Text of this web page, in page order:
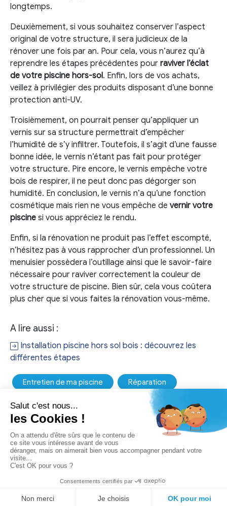
longtemps.
Deuxièmement, si vous souhaitez conserver l’aspect
original de votre structure, il sera judicieux de la
rénover une fois par an. Pour cela, vous n’aurez qu’à
reprendre les étapes précédentes pour raviver l’éclat
de votre piscine hors-sol. Enfin, lors de vos achats,
veillez à privilégier des produits disposant d’une bonne
protection anti-UV.
Troisièmement, on pourrait penser qu’appliquer un
vernis sur sa structure permettrait d’empêcher
l’humidité de s’y infiltrer. Toutefois, il s’agit d’une fausse
bonne idée, le vernis n’étant pas fait pour protéger
votre structure. Pire encore, le vernis empêche votre
bois de respirer, il ne peut donc pas dégorger son
humidité. En conclusion, le vernis n’a qu’une fonction
cosmétique mais rien ne vous empêche de vernir votre
piscine si vous appréciez le rendu.
Enfin, si la rénovation ne produit pas l’effet escompté,
n’hésitez pas à vous rapprocher d’un professionnel. Un
menuisier possèdera l’outillage ainsi que le savoir-faire
nécessaire pour raviver correctement la couleur de
votre structure de piscine. Bien sûr, cela vous coûtera
plus cher que si vous faites la rénovation vous-même.
A lire aussi :
Installation piscine hors sol bois : découvrez les
différentes étapes
Entretien de ma piscine Réparation
NOUS CONTACTER
MENTIONS LEGALES
POLITIQUE DE CONFIDENTIALITÉ
© 2026 COPYRIGHTMA PISCINE ET MOI, LE SITE DE RÉFÉRENCE POUR LA
PISCINE HORS-SOL